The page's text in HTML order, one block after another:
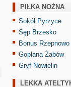
PIŁKA NOŻNA
Sokół Pyrzyce
Sęp Brzesko
Bonus Rzepnowo
Goplana Żabów
Gryf Nowielin
LEKKA